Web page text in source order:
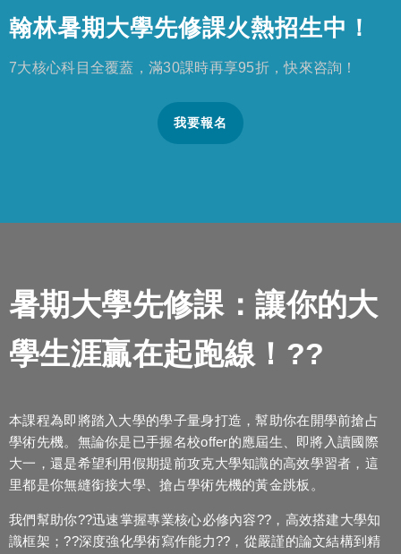
翰林暑期大學先修課火熱招生中！
7大核心科目全覆蓋，滿30課時再享95折，快來咨詢！
我要報名
暑期大學先修課：讓你的大
學生涯贏在起跑線！??
本課程為即將踏入大學的學子量身打造，幫助你在開學前搶占
學術先機。無論你是已手握名校offer的應屆生、即將入讀國際
大一，還是希望利用假期提前攻克大學知識的高效學習者，這
里都是你無縫銜接大學、搶占學術先機的黃金跳板。
我們幫助你??迅速掌握專業核心必修內容??，高效搭建大學知
識框架；??深度強化學術寫作能力??，從嚴謹的論文結構到精